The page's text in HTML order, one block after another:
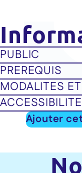
PUBLIC
PREREQUIS
MODALITES
ACCESSIBILITE
Ajouter